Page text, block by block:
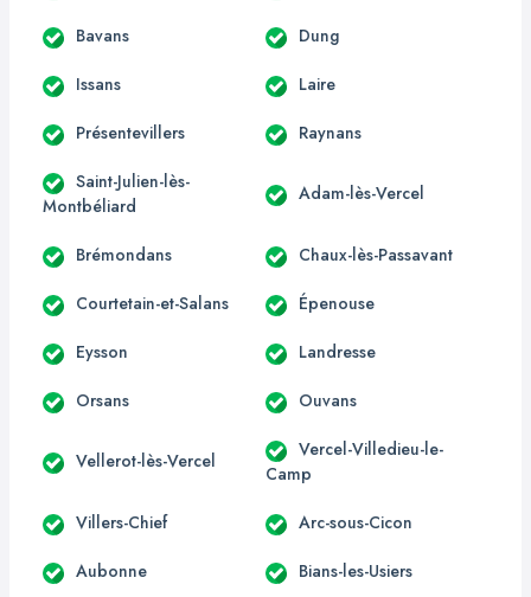
Bavans Dung
Issans Laire
Présentevillers Raynans
Saint-Julien-lès-
Montbéliard
Adam-lès-Vercel
Brémondans Chaux-lès-Passavant
Courtetain-et-Salans Épenouse
Eysson Landresse
Orsans Ouvans
Vellerot-lès-Vercel
Vercel-Villedieu-le-
Camp
Villers-Chief Arc-sous-Cicon
Aubonne Bians-les-Usiers